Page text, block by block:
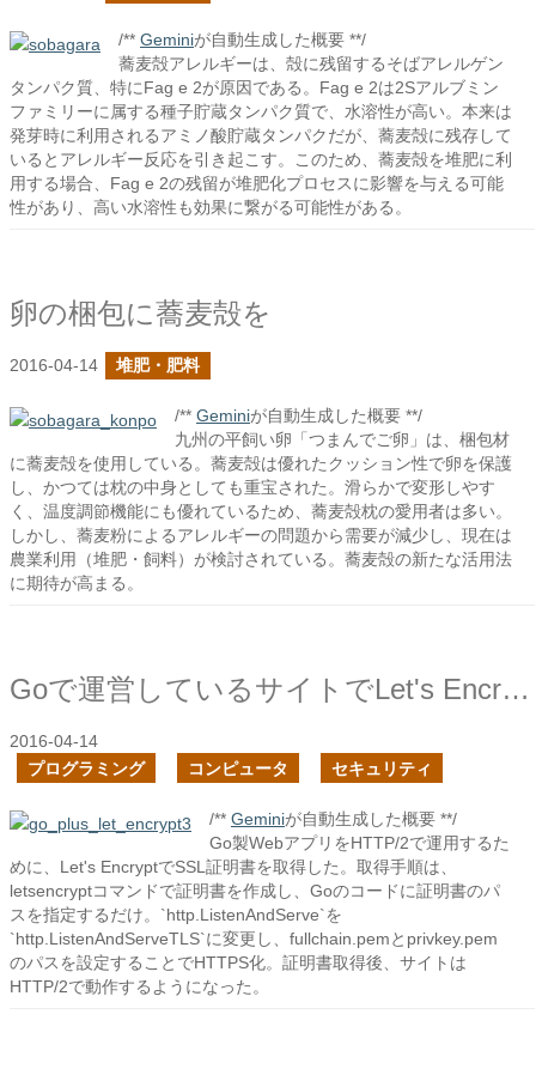
/** Geminiが自動生成した概要 **/
蕎麦殻アレルギーは、殻に残留するそばアレルゲン
タンパク質、特にFag e 2が原因である。Fag e 2は2Sアルブミン
ファミリーに属する種子貯蔵タンパク質で、水溶性が高い。本来は
発芽時に利用されるアミノ酸貯蔵タンパクだが、蕎麦殻に残存して
いるとアレルギー反応を引き起こす。このため、蕎麦殻を堆肥に利
用する場合、Fag e 2の残留が堆肥化プロセスに影響を与える可能
性があり、高い水溶性も効果に繋がる可能性がある。
卵の梱包に蕎麦殻を
2016-04-14 堆肥・肥料
/** Geminiが自動生成した概要 **/
九州の平飼い卵「つまんでご卵」は、梱包材
に蕎麦殻を使用している。蕎麦殻は優れたクッション性で卵を保護
し、かつては枕の中身としても重宝された。滑らかで変形しやす
く、温度調節機能にも優れているため、蕎麦殻枕の愛用者は多い。
しかし、蕎麦粉によるアレルギーの問題から需要が減少し、現在は
農業利用（堆肥・飼料）が検討されている。蕎麦殻の新たな活用法
に期待が高まる。
Goで運営しているサイトでLet's Encryptを利用してみた
2016-04-14
プログラミング
コンピュータ セキュリティ
/** Geminiが自動生成した概要 **/
Go製WebアプリをHTTP/2で運用するた
めに、Let's EncryptでSSL証明書を取得した。取得手順は、
letsencryptコマンドで証明書を作成し、Goのコードに証明書のパ
スを指定するだけ。`http.ListenAndServe`を
`http.ListenAndServeTLS`に変更し、fullchain.pemとprivkey.pem
のパスを設定することでHTTPS化。証明書取得後、サイトは
HTTP/2で動作するようになった。